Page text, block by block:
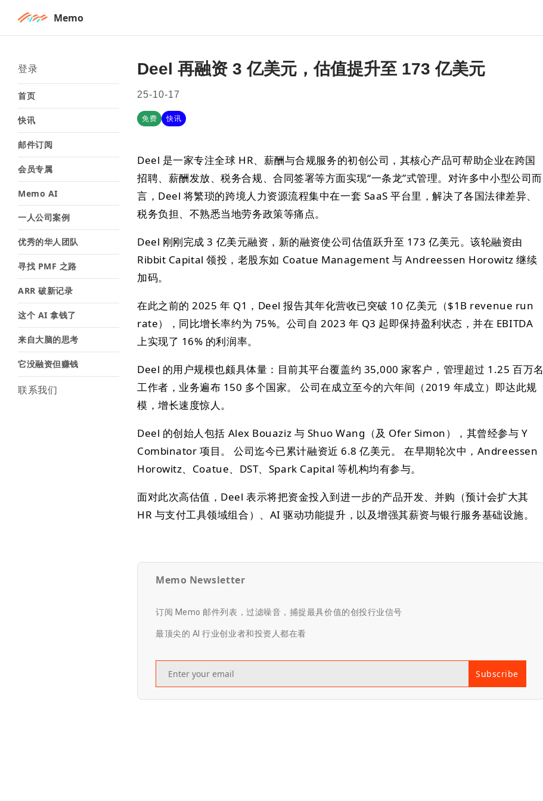
Memo
登录
首页
快讯
邮件订阅
会员专属
Memo AI
一人公司案例
优秀的华人团队
寻找 PMF 之路
ARR 破新记录
这个 AI 拿钱了
来自大脑的思考
它没融资但赚钱
联系我们
Deel 再融资 3 亿美元，估值提升至 173 亿美元
25-10-17
免费 快讯
Deel 是一家专注全球 HR、薪酬与合规服务的初创公司，其核心产品可帮助企业在跨国
招聘、薪酬发放、税务合规、合同签署等方面实现“一条龙”式管理。对许多中小型公司而
言，Deel 将繁琐的跨境人力资源流程集中在一套 SaaS 平台里，解决了各国法律差异、
税务负担、不熟悉当地劳务政策等痛点。
Deel 刚刚完成 3 亿美元融资，新的融资使公司估值跃升至 173 亿美元。该轮融资由
Ribbit Capital 领投，老股东如 Coatue Management 与 Andreessen Horowitz 继续
加码。
在此之前的 2025 年 Q1，Deel 报告其年化营收已突破 10 亿美元（$1B revenue run
rate），同比增长率约为 75%。公司自 2023 年 Q3 起即保持盈利状态，并在 EBITDA
上实现了 16% 的利润率。
Deel 的用户规模也颇具体量：目前其平台覆盖约 35,000 家客户，管理超过 1.25 百万名
工作者，业务遍布 150 多个国家。 公司在成立至今的六年间（2019 年成立）即达此规
模，增长速度惊人。
Deel 的创始人包括 Alex Bouaziz 与 Shuo Wang（及 Ofer Simon），其曾经参与 Y
Combinator 项目。 公司迄今已累计融资近 6.8 亿美元。 在早期轮次中，Andreessen
Horowitz、Coatue、DST、Spark Capital 等机构均有参与。
面对此次高估值，Deel 表示将把资金投入到进一步的产品开发、并购（预计会扩大其
HR 与支付工具领域组合）、AI 驱动功能提升，以及增强其薪资与银行服务基础设施。
Memo Newsletter
订阅 Memo 邮件列表，过滤噪音，捕捉最具价值的创投行业信号
最顶尖的 AI 行业创业者和投资人都在看
Subscribe